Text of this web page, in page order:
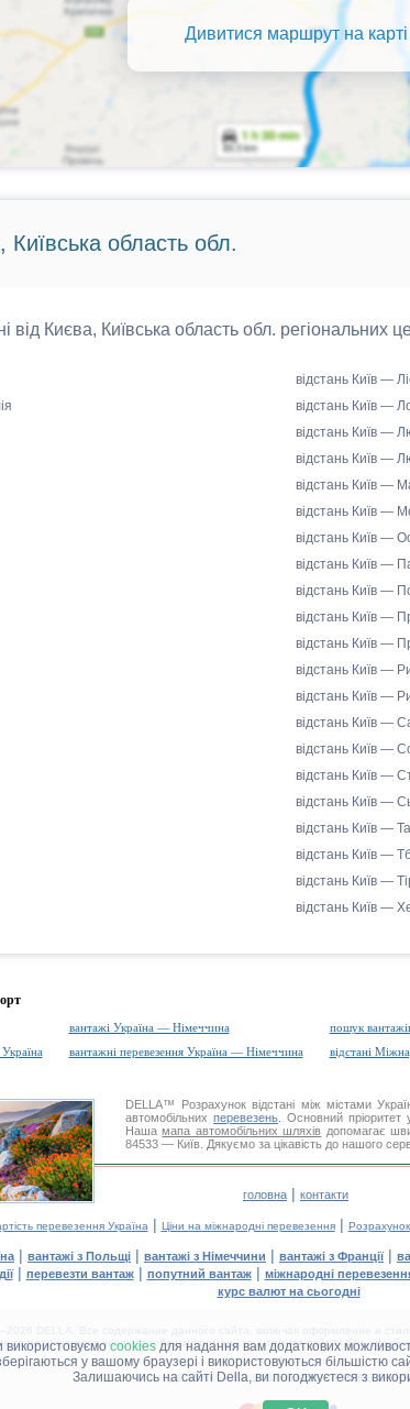
використовуємо cookiesдля надання вам додаткових
у вашому браузері і використовуються більшістю
Залишаючись на сайті Della, ви погоджуєтеся з
Дивитися маршрут на карті
Київська область обл.
від Києва, Київська область обл. регіональних
відстань Київ —
відстань Київ —
відстань Київ —
відстань Київ —
відстань Київ —
відстань Київ —
відстань Київ —
відстань Київ —
відстань Київ —
відстань Київ —
відстань Київ —
відстань Київ —
відстань Київ —
відстань Київ —
відстань Київ —
відстань Київ —
відстань Київ —
відстань Київ —
відстань Київ —
відстань Київ —
відстань Київ —
вантажі Україна — Німеччина
пошук
вантажні перевезення Україна — Німеччина відстані
DELLA™ Розрахунок відстані між містами
автомобільнихперевезень . Основний пріоритет
Нашамапа автомобільних шляхів допомагає
84533 — Київ. Дякуємо за цікавість до нашого
головна | контакти
перевезення Україна | Ціни на міжнародні перевезення| Розрахунок
| вантажі з Польщі | вантажі з Німеччини | вантажі з Франції|
| перевезти вантаж| попутний вантаж| міжнародні
курс валют на сьогодні
DELLA. Все содержание данного сайта, включая оформление и
та розміщення в інших засобах інформації та інтернет-сайтах без
ДЕЛЛА® — ВАШІВАНТАЖНІ ПЕРЕВЕЗЕННЯ